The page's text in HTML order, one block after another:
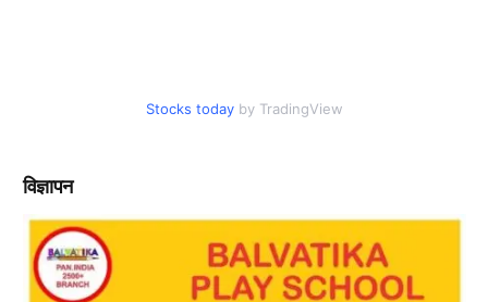
Stocks today by TradingView
विज्ञापन